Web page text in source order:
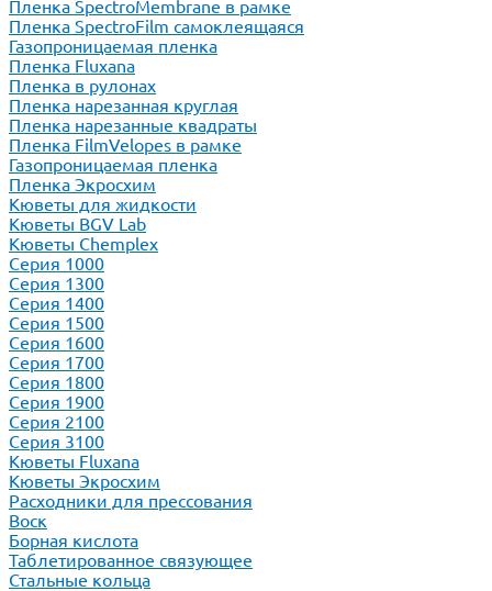
Пленка SpectroMembrane в рамке
Пленка SpectroFilm самоклеящаяся
Газопроницаемая пленка
Пленка Fluxana
Пленка в рулонах
Пленка нарезанная круглая
Пленка нарезанные квадраты
Пленка FilmVelopes в рамке
Газопроницаемая пленка
Пленка Экросхим
Кюветы для жидкости
Кюветы BGV Lab
Кюветы Chemplex
Серия 1000
Серия 1300
Серия 1400
Серия 1500
Серия 1600
Серия 1700
Серия 1800
Серия 1900
Серия 2100
Серия 3100
Кюветы Fluxana
Кюветы Экросхим
Расходники для прессования
Воск
Борная кислота
Таблетированное связующее
Стальные кольца